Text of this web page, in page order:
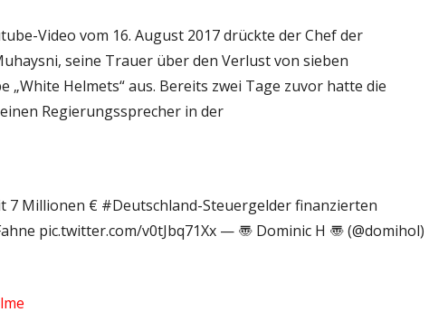
Video vom 16. August 2017 drückte der Chef der
seine Trauer über den Verlust von sieben
Helmets“ aus. Bereits zwei Tage zuvor hatte die
Regierungssprecher in der
7 Millionen € #Deutschland-Steuergelder finanzierten
pic.twitter.com/v0tJbq71Xx — 〠 Dominic H 〠 (@domihol)